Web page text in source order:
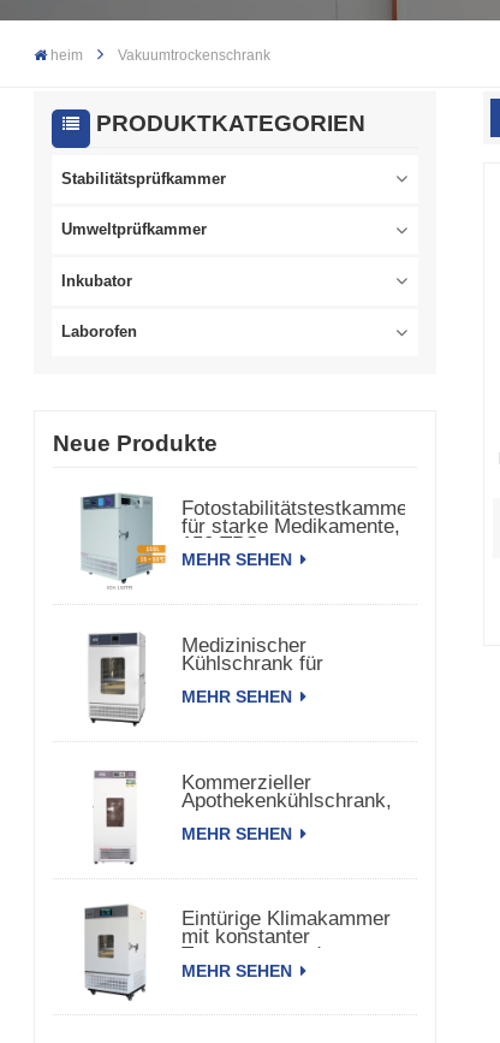
heim Vakuumtrockenschrank
PRODUKTKATEGORIEN
Stabilitätsprüfkammer
Umweltprüfkammer
Inkubator
Laborofen
Neue Produkte
Fotostabilitätstestkammer
für starke Medikamente,
150 TPS
MEHR SEHEN
Medizinischer
Kühlschrank für
pharmazeutische
MEHR SEHEN
Kommerzieller
Apothekenkühlschrank,
Kühlschrank für
pharmazeutische
MEHR SEHEN
Eintürige Klimakammer
mit konstanter
Temperatur und
Luftfeuchtigkeit
MEHR SEHEN